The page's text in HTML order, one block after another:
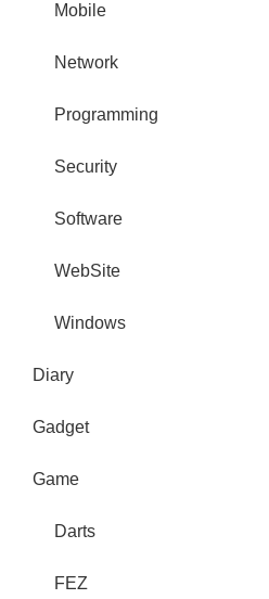
Mobile
Network
Programming
Security
Software
WebSite
Windows
Diary
Gadget
Game
Darts
FEZ